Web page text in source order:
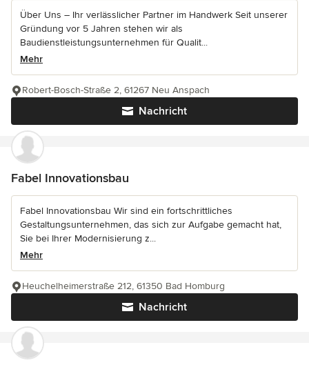
Über Uns – Ihr verlässlicher Partner im Handwerk Seit unserer
Gründung vor 5 Jahren stehen wir als
Baudienstleistungsunternehmen für Qualit...
Mehr
Nachricht
Robert-Bosch-Straße 2, 61267 Neu Anspach
Fabel Innovationsbau
Fabel Innovationsbau Wir sind ein fortschrittliches
Gestaltungsunternehmen, das sich zur Aufgabe gemacht hat,
Sie bei Ihrer Modernisierung z...
Mehr
Nachricht
Heuchelheimerstraße 212, 61350 Bad Homburg